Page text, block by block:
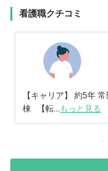
看護職クチコミ
【キャリア】 約5年
棟 【転...もっと見る